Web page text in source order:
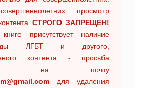
просмотр
СТРОГО ЗАПРЕЩЕН!
присутствует наличие
ЛГБТ и другого,
контента - просьба
на почту
для удаления